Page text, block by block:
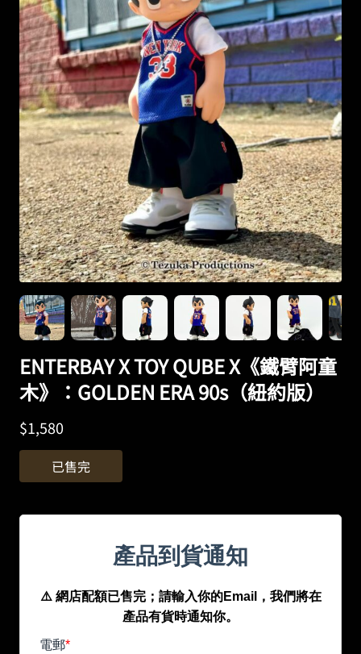
ENTERBAY X TOY QUBE X《鐵臂阿童
木》：GOLDEN ERA 90s（紐約版）
$1,580
已售完